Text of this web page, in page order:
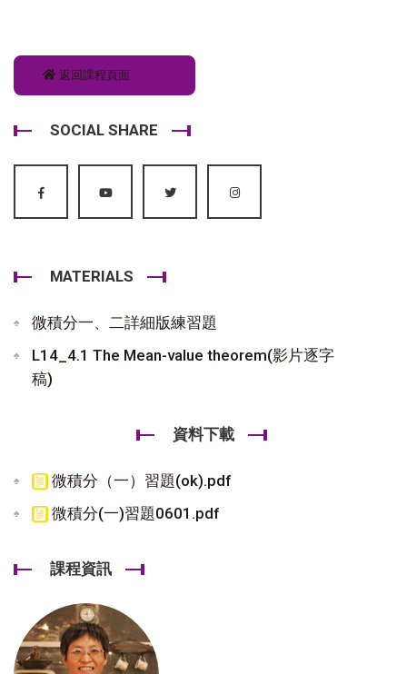
返回課程頁面
SOCIAL SHARE
MATERIALS
微積分一、二詳細版練習題
L14_4.1 The Mean-value theorem(影片逐字
稿)
資料下載
微積分（一）習題(ok).pdf
微積分(一)習題0601.pdf
課程資訊